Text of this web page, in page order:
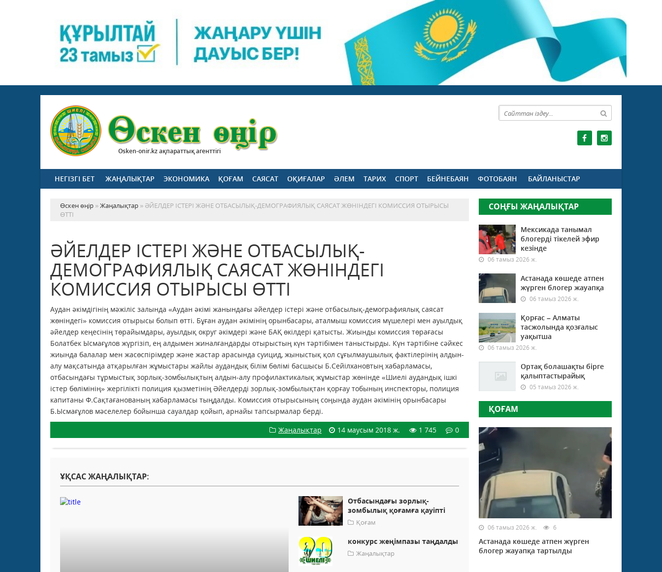
Osken-onir.kz ақпараттық агенттігі
НЕГІЗГІ БЕТ ЖАҢАЛЫҚТАР ЭКОНОМИКА ҚОҒАМ САЯСАТ ОҚИҒАЛАР ӘЛЕМ ТАРИХ СПОРТ БЕЙНЕБАЯН ФОТОБАЯН БАЙЛАНЫСТАР
Өскен өңір »Жаңалықтар » ӘЙЕЛДЕР ІСТЕРІ ЖӘНЕ ОТБАСЫЛЫҚ-ДЕМОГРАФИЯЛЫҚ САЯСАТ ЖӨНІНДЕГІ КОМИССИЯ ОТЫРЫСЫ
ӨТТІ
ӘЙЕЛДЕР ІСТЕРІ ЖӘНЕ ОТБАСЫЛЫҚ-
ДЕМОГРАФИЯЛЫҚ САЯСАТ ЖӨНІНДЕГІ
КОМИССИЯ ОТЫРЫСЫ ӨТТІ
Аудан әкімдігінің мәжіліс залында «Аудан әкімі жанындағы әйелдер істері және отбасылық-демографиялық саясат
жөніндегі» комиссия отырысы болып өтті. Бұған аудан әкімінің орынбасары, аталмыш комиссия мүшелері мен ауылдық
әйелдер кеңесінің төрайымдары, ауылдық округ әкімдері және БАҚ өкілдері қатысты. Жиынды комиссия төрағасы
Болатбек Ысмағұлов жүргізіп, ең алдымен жиналғандарды отырыстың күн тәртібімен таныстырды. Күн тәртібіне сәйкес
жиында балалар мен жасөспірімдер және жастар арасында суицид, жыныстық қол сұғылмаушылық фактілерінің алдын-
алу мақсатында атқарылған жұмыстары жайлы аудандық білім бөлімі басшысы Б.Сейілхановтың хабарламасы,
отбасындағы тұрмыстық зорлық-зомбылықтың алдын-алу профилактикалық жұмыстар жөнінде «Шиелі аудандық ішкі
істер бөлімінің» жергілікті полиция қызметінің Әйелдерді зорлық-зомбылықтан қорғау тобының инспекторы, полиция
капитаны Ф.Сақтағанованың хабарламасы тыңдалды. Комиссия отырысының соңында аудан әкімінің орынбасары
Б.Ысмағұлов мәселелер бойынша сауалдар қойып, арнайы тапсырмалар берді.
Жаңалықтар
14 маусым 2018 ж. 1 745 0
ҰҚСАС ЖАҢАЛЫҚТАР:
Отбасындағы зорлық-
зомбылық қоғамға қауіпті
Қоғам
конкурс жеңімпазы таңдалды
Жаңалықтар
СОҢҒЫ ЖАҢАЛЫҚТАР
Мексикада танымал
блогерді тікелей эфир
кезінде
06 тамыз 2026 ж.
Астанада көшеде атпен
жүрген блогер жауапқа
06 тамыз 2026 ж.
Қорғас – Алматы
тасжолында қозғалыс
уақытша
06 тамыз 2026 ж.
Ортақ болашақты бірге
қалыптастырайық
05 тамыз 2026 ж.
ҚОҒАМ
06 тамыз 2026 ж. 6
Астанада көшеде атпен жүрген
блогер жауапқа тартылды